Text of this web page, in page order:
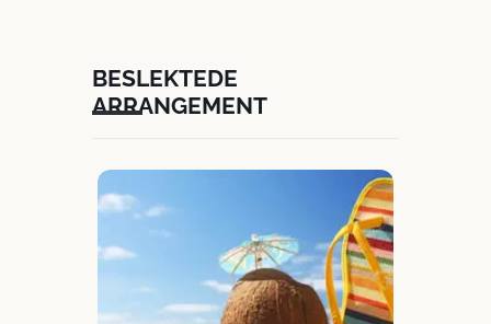
BESLEKTEDE
ARRANGEMENT